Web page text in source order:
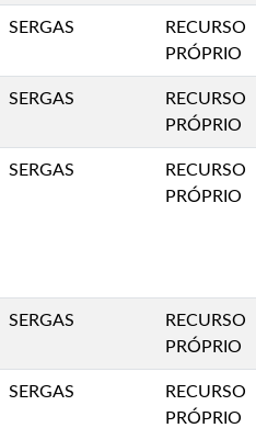
SERGAS
RECURSO
PRÓPRIO
SERGAS
RECURSO
PRÓPRIO
SERGAS
RECURSO
PRÓPRIO
SERGAS
RECURSO
PRÓPRIO
SERGAS
RECURSO
PRÓPRIO